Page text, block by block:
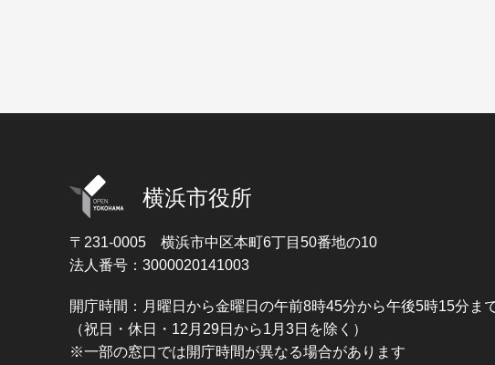
横浜市役所
〒231-0005 横浜市中区本町6丁目50番地の10
法人番号：3000020141003
開庁時間：月曜日から金曜日の午前8時45分から午後5時15分ま
（祝日・休日・12月29日から1月3日を除く）
※一部の窓口では開庁時間が異なる場合があります